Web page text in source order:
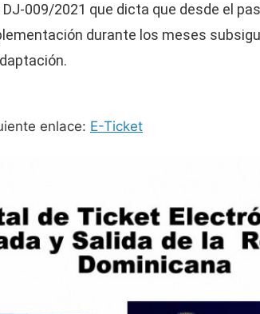
009/2021 que dicta que desde el
durante los meses
enlace: E-Ticket